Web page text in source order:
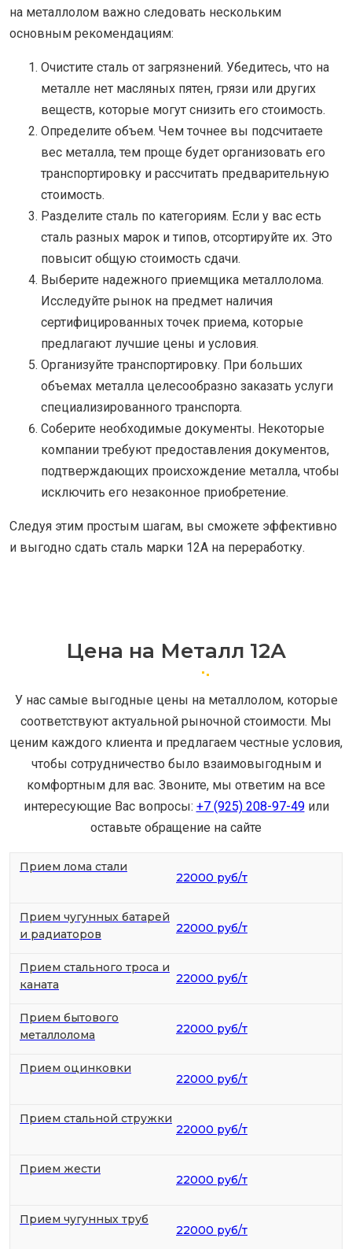
на металлолом важно следовать нескольким
основным рекомендациям:
Очистите сталь от загрязнений. Убедитесь, что на
металле нет масляных пятен, грязи или других
веществ, которые могут снизить его стоимость.
Определите объем. Чем точнее вы подсчитаете
вес металла, тем проще будет организовать его
транспортировку и рассчитать предварительную
стоимость.
Разделите сталь по категориям. Если у вас есть
сталь разных марок и типов, отсортируйте их. Это
повысит общую стоимость сдачи.
Выберите надежного приемщика металлолома.
Исследуйте рынок на предмет наличия
сертифицированных точек приема, которые
предлагают лучшие цены и условия.
Организуйте транспортировку. При больших
объемах металла целесообразно заказать услуги
специализированного транспорта.
Соберите необходимые документы. Некоторые
компании требуют предоставления документов,
подтверждающих происхождение металла, чтобы
исключить его незаконное приобретение.
Следуя этим простым шагам, вы сможете эффективно
и выгодно сдать сталь марки 12A на переработку.
Цена на Металл 12А
У нас самые выгодные цены на металлолом, которые
соответствуют актуальной рыночной стоимости. Мы
ценим каждого клиента и предлагаем честные условия,
чтобы сотрудничество было взаимовыгодным и
комфортным для вас. Звоните, мы ответим на все
интересующие Вас вопросы: +7 (925) 208-97-49или
оставьте обращение на сайте
Прием лома стали
22000 руб/т
Прием чугунных батарей
и радиаторов
22000 руб/т
Прием стального троса и
каната
22000 руб/т
Прием бытового
металлолома
22000 руб/т
Прием оцинковки
22000 руб/т
Прием стальной стружки
22000 руб/т
Прием жести
22000 руб/т
Прием чугунных труб
22000 руб/т